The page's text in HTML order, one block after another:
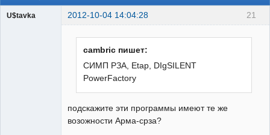
21
U$tavka 2012-10-04 14:04:28
cambric пишет:
СИМП РЗА, Etap, DIgSILENT
PowerFactory
подскажите эти программы имеют те же
возожности Арма-срза?